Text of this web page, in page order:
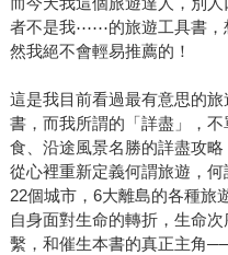
者不是我⋯⋯的旅遊工具書，
然我絕不會輕易推薦的！
這是我目前看過最有意思的
書，而我所謂的「詳盡」，
食、沿途風景名勝的詳盡攻
從心裡重新定義何謂旅遊，
22個城市，6大離島的各種旅
自身面對生命的轉折，生命
繫，和催生本書的真正主角